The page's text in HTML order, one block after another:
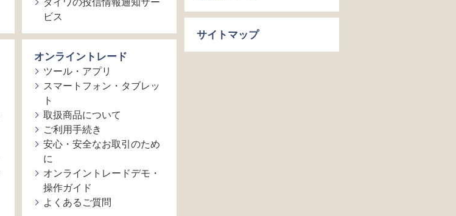
ダイワの投信情報通知サー
ビス
オンライントレード
ツール・アプリ
スマートフォン・タブレッ
ト
取扱商品について
ご利用手続き
安心・安全なお取引のため
に
オンライントレードデモ・
操作ガイド
よくあるご質問
サイトマップ